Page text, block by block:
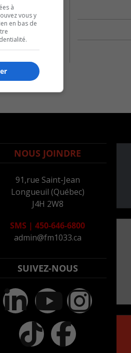
NOUS JOINDRE
91,rue Saint-Jean
Longueuil (Québec)
J4H 2W8
SMS | 450-646-6800
admin@fm1033.ca
SUIVEZ-NOUS
à
vous y
en bas de